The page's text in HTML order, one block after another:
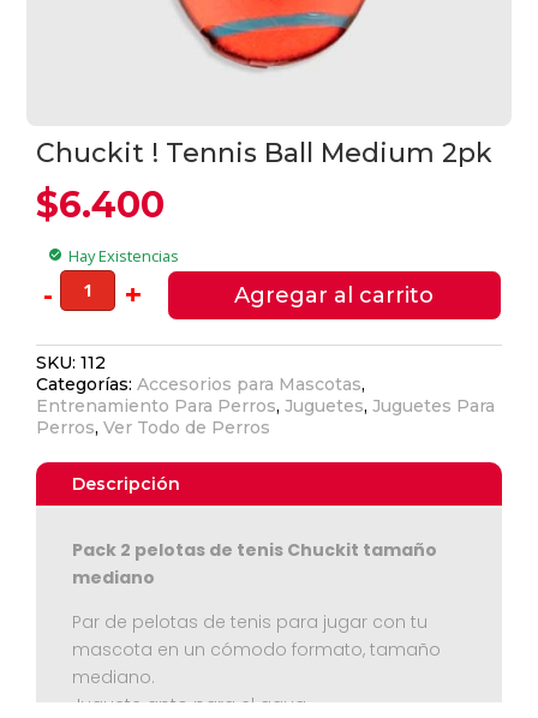
Ver Carrito
Chuckit ! Tennis Ball Medium 2pk
$6.400
check_circle Hay Existencias
- Chuckit
!
Ball
Medium
2pk
+ Agregar al carrito
SKU:112
Categorías:Accesorios para Mascotas,
Entrenamiento Para Perros,Juguetes,Juguetes Para
Perros,Ver Todo de Perros
Descripción
Pack 2 pelotas de tenis Chuckit tamaño
mediano
Par de pelotas de tenis para jugar con tu
mascota en un cómodo formato, tamaño
mediano.
Juguete apto para el agua